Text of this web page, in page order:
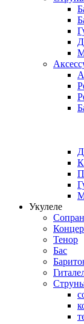
Укулеле
Тенор
Бас